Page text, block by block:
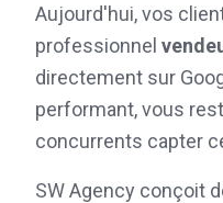
Aujourd'hui, vos
professionnel
directement sur
performant, vous
concurrents capter
SW Agency conçoit